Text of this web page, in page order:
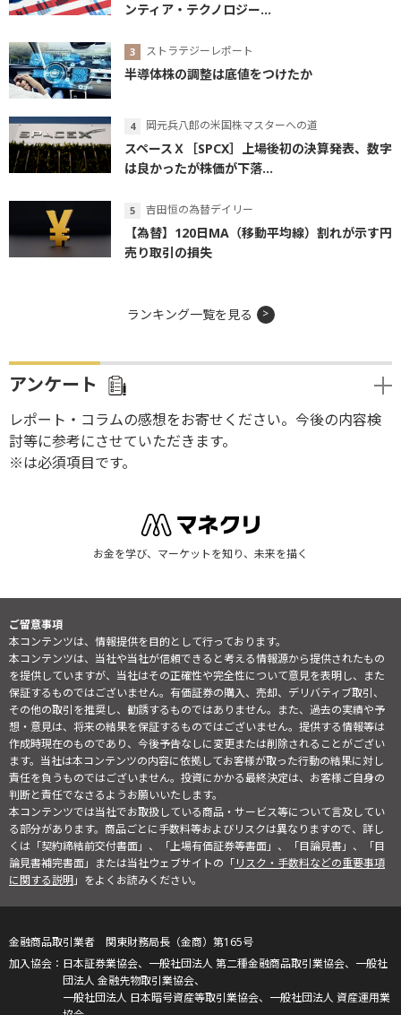
ンティア・テクノロジー...
ストラテジーレポート
半導体株の調整は底値をつけたか
岡元兵八郎の米国株マスターへの道
スペースＸ［SPCX］上場後初の決算発表、数字
は良かったが株価が下落...
吉田恒の為替デイリー
【為替】120日MA（移動平均線）割れが示す円
売り取引の損失
ランキング一覧を見る
アンケート
レポート・コラムの感想をお寄せください。今後の内容検
討等に参考にさせていただきます。
※は必須項目です。
お金を学び、マーケットを知り、未来を描く
ご留意事項
本コンテンツは、情報提供を目的として行っております。
本コンテンツは、当社や当社が信頼できると考える情報源から提供されたもの
を提供していますが、当社はその正確性や完全性について意見を表明し、また
保証するものではございません。有価証券の購入、売却、デリバティブ取引、
その他の取引を推奨し、勧誘するものではありません。また、過去の実績や予
想・意見は、将来の結果を保証するものではございません。提供する情報等は
作成時現在のものであり、今後予告なしに変更または削除されることがござい
ます。当社は本コンテンツの内容に依拠してお客様が取った行動の結果に対し
責任を負うものではございません。投資にかかる最終決定は、お客様ご自身の
判断と責任でなさるようお願いいたします。
本コンテンツでは当社でお取扱している商品・サービス等について言及してい
る部分があります。商品ごとに手数料等およびリスクは異なりますので、詳し
くは「契約締結前交付書面」、「上場有価証券等書面」、「目論見書」、「目
論見書補完書面」または当社ウェブサイトの「リスク・手数料などの重要事項
に関する説明」をよくお読みください。
金融商品取引業者 関東財務局長（金商）第165号
日本証券業協会、一般社団法人 第二種金融商品取引業協会、一般社
団法人 金融先物取引業協会、
一般社団法人 日本暗号資産等取引業協会、一般社団法人 資産運用業